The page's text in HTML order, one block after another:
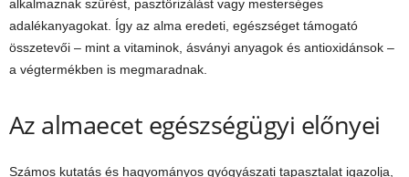
alkalmaznak szűrést, pasztörizálást vagy mesterséges
adalékanyagokat. Így az alma eredeti, egészséget támogató
összetevői – mint a vitaminok, ásványi anyagok és antioxidánsok –
a végtermékben is megmaradnak.
Az almaecet egészségügyi előnyei
Számos kutatás és hagyományos gyógyászati tapasztalat igazolja,